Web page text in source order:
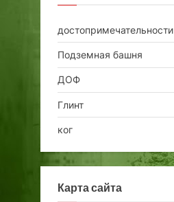
достопримечательности
Подземная башня
ДОФ
Глинт
ког
Карта сайта